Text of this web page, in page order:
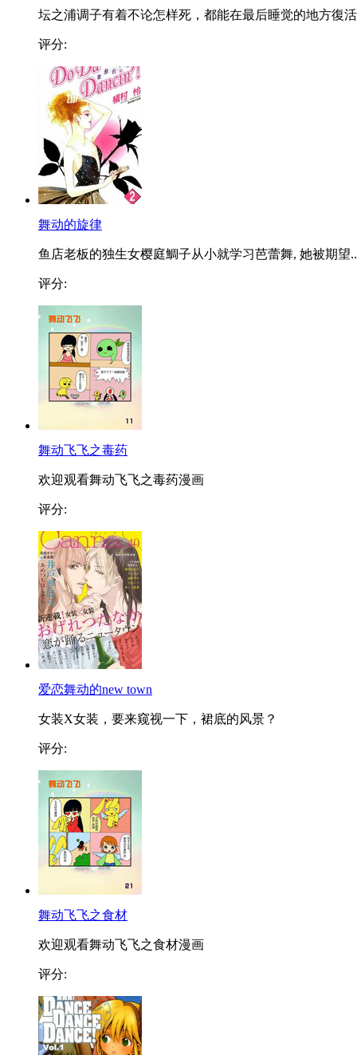
坛之浦调子有着不论怎样死，都能在最后睡觉的地方復
评分:
舞动的旋律
鱼店老板的独生女樱庭鯛子从小就学习芭蕾舞, 她被期望
评分:
舞动飞飞之毒药
欢迎观看舞动飞飞之毒药漫画
评分:
爱恋舞动的new town
女装X女装，要来窥视一下，裙底的风景？
评分:
舞动飞飞之食材
欢迎观看舞动飞飞之食材漫画
评分: